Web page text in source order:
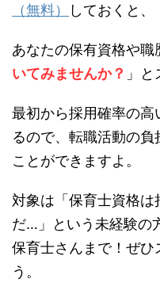
（無料）
しておくと、
あなたの保有資格や
いてみませんか？ 」
最初から採用確率の高
るので、転職活動の
ことができますよ。
対象は「保育士資格は
だ…」という未経験の
保育士さんまで！ぜひ
う。